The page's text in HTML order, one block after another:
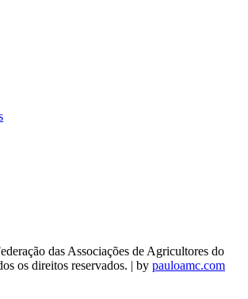
das Associações de Agricultores do
os direitos reservados. | by pauloamc.com